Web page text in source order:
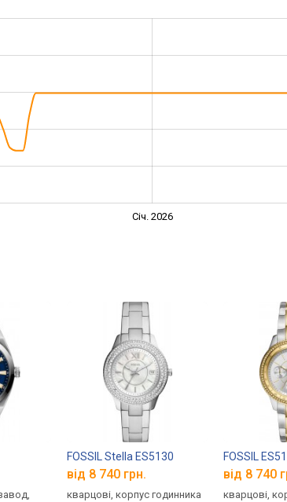
Січ. 2026
FOSSIL Stella ES5130
від 8 740 грн.
кварцові, корпус годинника
FOSSIL
від 8 740
кварцові,